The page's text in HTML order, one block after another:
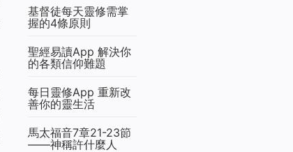
基督徒每天靈修需掌
握的4條原則
聖經易讀App 解決你
的各類信仰難題
每日靈修App 重新改
善你的靈生活
馬太福音7章21-23節
——神稱許什麼人